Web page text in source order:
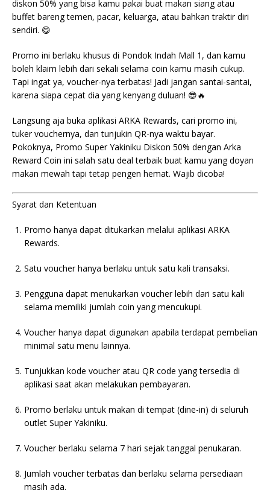
diskon 50% yang bisa kamu pakai buat makan siang atau
buffet bareng temen, pacar, keluarga, atau bahkan traktir diri
sendiri. 😋
Promo ini berlaku khusus di Pondok Indah Mall 1, dan kamu
boleh klaim lebih dari sekali selama coin kamu masih cukup.
Tapi ingat ya, voucher-nya terbatas! Jadi jangan santai-santai,
karena siapa cepat dia yang kenyang duluan! 😎🔥
Langsung aja buka aplikasi ARKA Rewards, cari promo ini,
tuker vouchernya, dan tunjukin QR-nya waktu bayar.
Pokoknya, Promo Super Yakiniku Diskon 50% dengan Arka
Reward Coin ini salah satu deal terbaik buat kamu yang doyan
makan mewah tapi tetap pengen hemat. Wajib dicoba!
Syarat dan Ketentuan
Promo hanya dapat ditukarkan melalui aplikasi ARKA
Rewards.
Satu voucher hanya berlaku untuk satu kali transaksi.
Pengguna dapat menukarkan voucher lebih dari satu kali
selama memiliki jumlah coin yang mencukupi.
Voucher hanya dapat digunakan apabila terdapat pembelian
minimal satu menu lainnya.
Tunjukkan kode voucher atau QR code yang tersedia di
aplikasi saat akan melakukan pembayaran.
Promo berlaku untuk makan di tempat (dine-in) di seluruh
outlet Super Yakiniku.
Voucher berlaku selama 7 hari sejak tanggal penukaran.
Jumlah voucher terbatas dan berlaku selama persediaan
masih ada.